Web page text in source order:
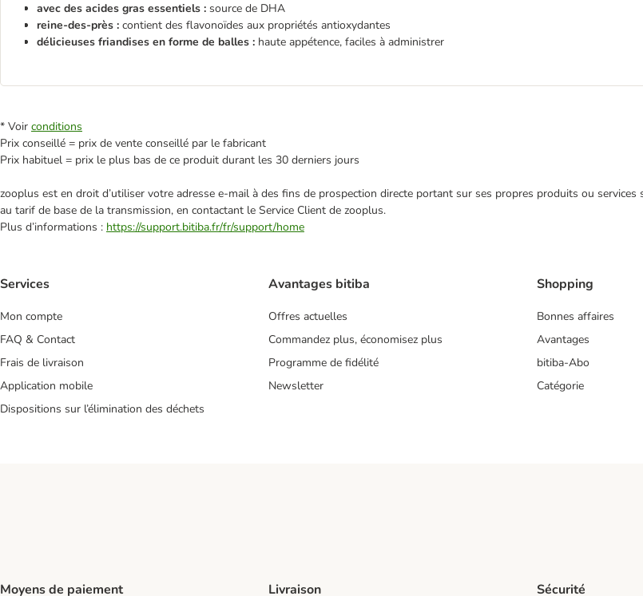
avec des acides gras essentiels : source de DHA
reine-des-près : contient des flavonoïdes aux propriétés antioxydantes
délicieuses friandises en forme de balles : haute appétence, faciles à administrer
* Voir conditions
Prix conseillé = prix de vente conseillé par le fabricant
Prix habituel = prix le plus bas de ce produit durant les 30 derniers jours
zooplus est en droit d’utiliser votre adresse e‑mail à des fins de prospection directe portant sur ses propres produits ou
au tarif de base de la transmission, en contactant le Service Client de zooplus.
Plus d’informations : https://support.bitiba.fr/fr/support/home
Services
Mon compte
FAQ & Contact
Frais de livraison
Application mobile
Dispositions sur l’élimination des déchets
Avantages bitiba
Offres actuelles
Commandez plus, économisez plus
Programme de fidélité
Newsletter
Shopping
Bonnes affaires
Avantages
bitiba-Abo
Catégorie
Moyens de paiement Livraison Sécurité